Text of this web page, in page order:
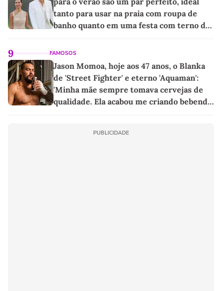
tanto para usar na praia com roupa de
banho quanto em uma festa com terno de
9 FAMOSOS
Jason Momoa, hoje aos 47 anos, o Blanka
de 'Street Fighter' e eterno 'Aquaman':
'Minha mãe sempre tomava cervejas de
qualidade. Ela acabou me criando bebendo
PUBLICIDADE